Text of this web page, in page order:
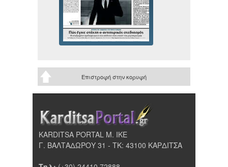
Επιστροφή στην κορυφή
KARDITSA PORTAL Μ. ΙΚΕ
Γ. ΒΑΛΤΑΔΩΡΟΥ 31 - ΤΚ: 43100 ΚΑΡΔΙΤΣΑ